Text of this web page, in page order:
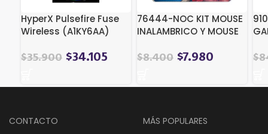
HyperX Pulsefire Fuse
Wireless (A1KY6AA)
$35.900 $34.105
76444-NOC KIT MOUSE
INALAMBRICO Y MOUSE
$8.400 $7.980 $
CONTACTO
MÁS POPULARES